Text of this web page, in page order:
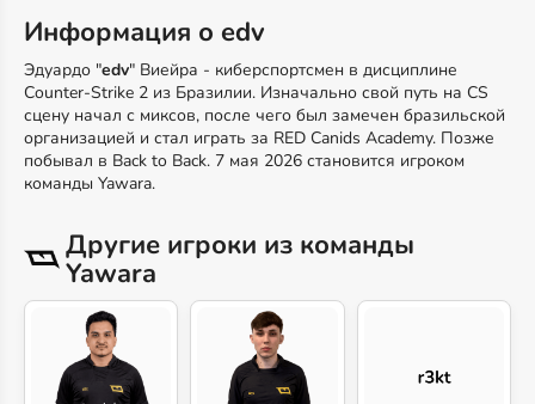
Информация о edv
Эдуардо "edv" Виейра - киберспортсмен в дисциплине
Counter-Strike 2 из Бразилии. Изначально свой путь на CS
сцену начал с миксов, после чего был замечен бразильской
организацией и стал играть за RED Canids Academy. Позже
побывал в Back to Back. 7 мая 2026 становится игроком
команды Yawara.
Другие игроки из команды
Yawara